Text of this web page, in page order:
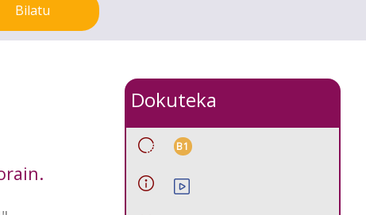
Bilatu
Dokuteka
B1